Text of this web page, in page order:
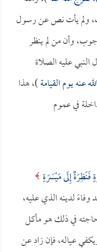
ولم يأت نص عن رسول
وأن من لم ينظر
عليه الصلاة
عنه يوم القيامة)، هذا
في عموم
إِلَى مَيْسَرَةٍ
يجد وفاءً لدينه الذي عليه،
في ذلك هو مأكل
عياله، فإن زاد عن